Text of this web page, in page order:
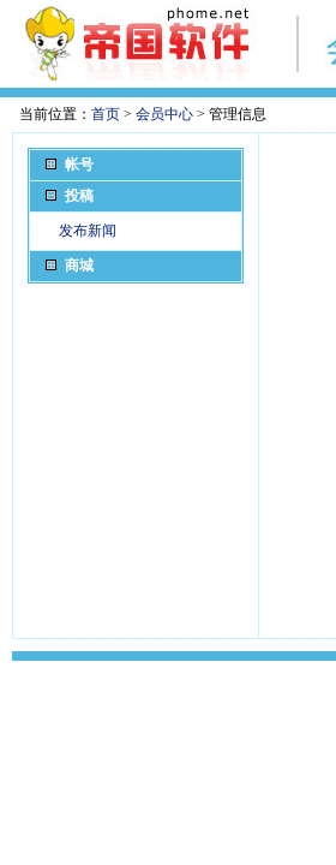
当前位置： 首页 > 会员中心 > 管理信息
帐号
投稿
发布新闻
商城